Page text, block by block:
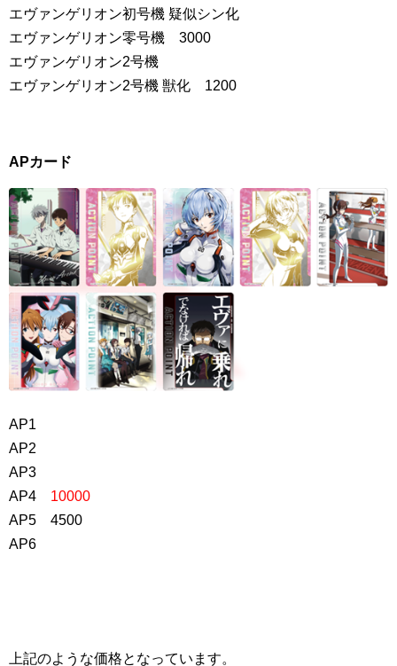
エヴァンゲリオン初号機 疑似シン化
エヴァンゲリオン零号機 3000
エヴァンゲリオン2号機
エヴァンゲリオン2号機 獣化 1200
APカード
AP1
AP2
AP3
AP4 10000
AP5 4500
AP6
上記のような価格となっています。